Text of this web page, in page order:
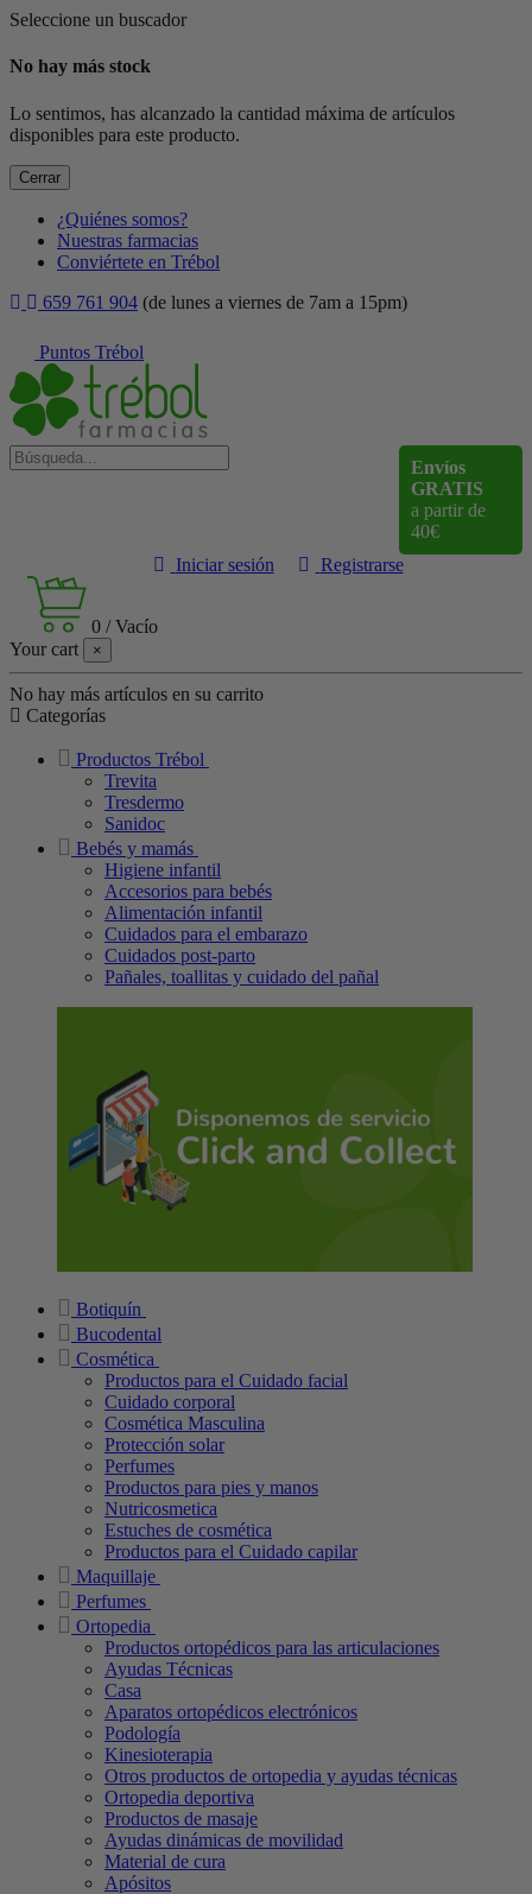
Seleccione un buscador
No hay más stock
Lo sentimos, has alcanzado la cantidad máxima de artículos
disponibles para este producto.
Cerrar
¿Quiénes somos?
Nuestras farmacias
Conviértete en Trébol
659 761 904 (de lunes a viernes de 7am a 15pm)
Puntos Trébol
Envíos
GRATIS
a partir de
40€
Iniciar sesión
Registrarse
0 /Vacío
Your cart
×
No hay más artículos en su carrito
Categorías
Productos Trébol
Trevita
Tresdermo
Sanidoc
Bebés y mamás
Higiene infantil
Accesorios para bebés
Alimentación infantil
Cuidados para el embarazo
Cuidados post-parto
Pañales, toallitas y cuidado del pañal
Botiquín
Bucodental
Cosmética
Productos para el Cuidado facial
Cuidado corporal
Cosmética Masculina
Protección solar
Perfumes
Productos para pies y manos
Nutricosmetica
Estuches de cosmética
Productos para el Cuidado capilar
Maquillaje
Perfumes
Ortopedia
Productos ortopédicos para las articulaciones
Ayudas Técnicas
Casa
Aparatos ortopédicos electrónicos
Podología
Kinesioterapia
Otros productos de ortopedia y ayudas técnicas
Ortopedia deportiva
Productos de masaje
Ayudas dinámicas de movilidad
Material de cura
Apósitos